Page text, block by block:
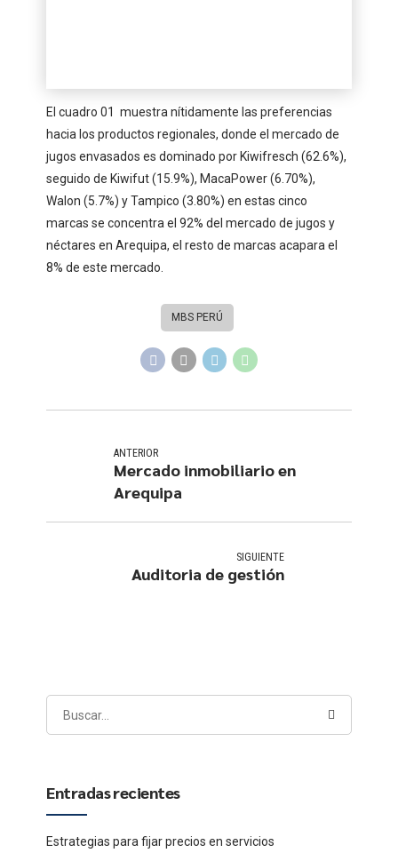
El cuadro 01 muestra nítidamente las preferencias
hacia los productos regionales, donde el mercado de
jugos envasados es dominado por Kiwifresch (62.6%),
seguido de Kiwifut (15.9%), MacaPower (6.70%),
Walon (5.7%) y Tampico (3.80%) en estas cinco
marcas se concentra el 92% del mercado de jugos y
néctares en Arequipa, el resto de marcas acapara el
8% de este mercado.
MBS PERÚ
ANTERIOR
Mercado inmobiliario en
Arequipa
SIGUIENTE
Auditoria de gestión
Entradas recientes
Estrategias para fijar precios en servicios